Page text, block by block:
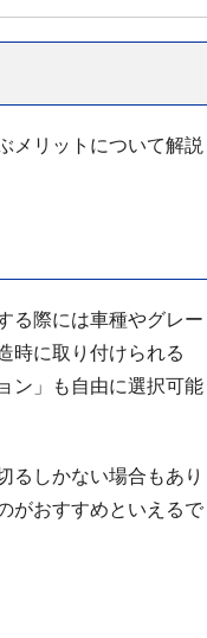
メリットについて解説
る際には車種やグレー
時に取り付けられる
ン」も自由に選択可能
るしかない場合もあり
がおすすめといえるで